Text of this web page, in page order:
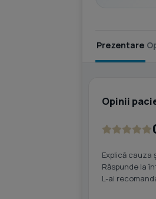
Prezentare
Opinii
Explică
Răspunde la
L-ai